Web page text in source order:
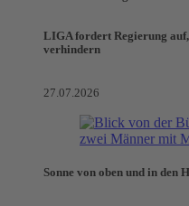
LIGA fordert Regierung auf,
verhindern
27.07.2026
Sonne von oben und in den